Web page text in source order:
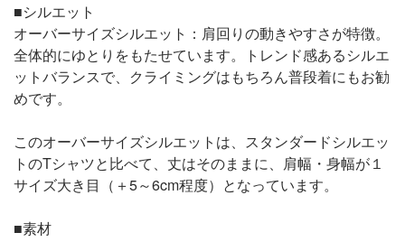
■シルエット
オーバーサイズシルエット：肩回りの動きやすさが特徴。
全体的にゆとりをもたせています。トレンド感あるシルエ
ットバランスで、クライミングはもちろん普段着にもお勧
めです。
このオーバーサイズシルエットは、スタンダードシルエッ
トのTシャツと比べて、丈はそのままに、肩幅・身幅が１
サイズ大き目（＋5～6cm程度）となっています。
■素材